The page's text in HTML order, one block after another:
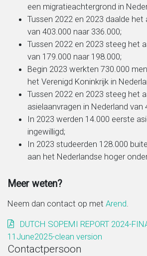
een migratieachtergrond in
Tussen 2022 en 2023 daalde
van 403.000 naar 336.000;
Tussen 2022 en 2023 steeg het
van 179.000 naar 198.000;
Begin 2023 werkten 730.000
het Verenigd Koninkrijk in
Tussen 2022 en 2023 steeg het
asielaanvragen in Nederland van
In 2023 werden 14.000 eerste
ingewilligd;
In 2023 studeerden 128.000
aan het Nederlandse hoger
Meer weten?
Neem dan contact op met Arend.
DUTCH SOPEMI REPORT 2024-
11June2025-clean version
Contactpersoon